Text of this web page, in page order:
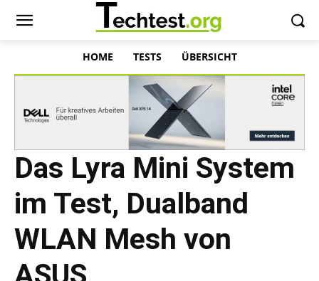
HOME TESTS ÜBERSICHT
Das Lyra Mini System
im Test, Dualband
WLAN Mesh von